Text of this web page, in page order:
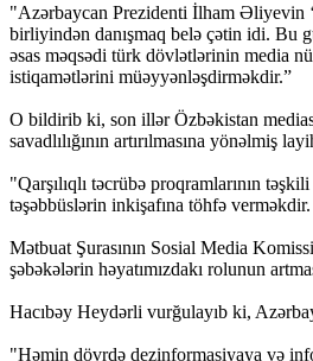
"Azərbaycan Prezidenti İlham Əliyevin
birliyindən danışmaq belə çətin idi. Bu
əsas məqsədi türk dövlətlərinin media
istiqamətlərini müəyyənləşdirməkdir.”
O bildirib ki, son illər Özbəkistan
savadlılığının artırılmasına yönəlmiş
"Qarşılıqlı təcrübə proqramlarının
təşəbbüslərin inkişafına töhfə
Mətbuat Şurasının Sosial Media
şəbəkələrin həyatımızdakı rolunun
Hacıbəy Heydərli vurğulayıb ki,
"Həmin dövrdə dezinformasiyaya və